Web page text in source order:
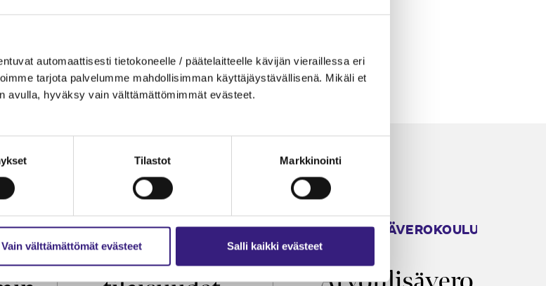
automaattisesti tietokoneelle / päätelaitteelle kävijän vieraillessa eri
tarjota palvelumme mahdollisimman käyttäjäystävällisenä. Mikäli et
avulla, hyväksy vain välttämättömimmät evästeet.
Tilastot Markkinointi
Vain välttämättömät evästeet Salli kaikki evästeet
ja
VEROTUS
Virkistys­
ARVONLISÄVEROKOULU
2026